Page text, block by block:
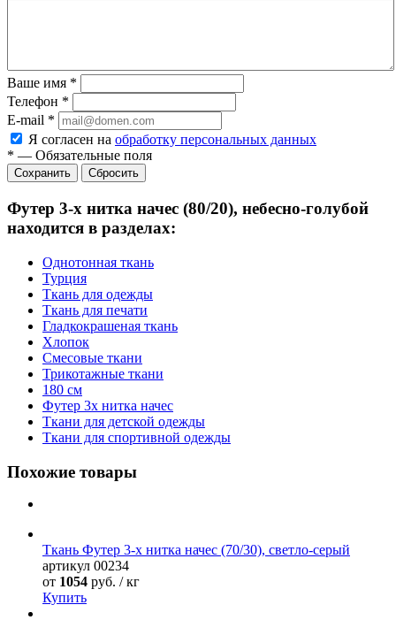
Ваше имя *
Телефон *
E-mail *
Я согласен на обработку персональных данных
* — Обязательные поля
Сбросить
Футер 3-х нитка начес (80/20), небесно-голубой
находится в разделах:
Однотонная ткань
Турция
Ткань для одежды
Ткань для печати
Гладкокрашеная ткань
Хлопок
Смесовые ткани
Трикотажные ткани
180 см
Футер 3х нитка начес
Ткани для детской одежды
Ткани для спортивной одежды
Похожие товары
Ткань Футер 3-х нитка начес (70/30), светло-серый
артикул 00234
от 1054 руб. / кг
Купить